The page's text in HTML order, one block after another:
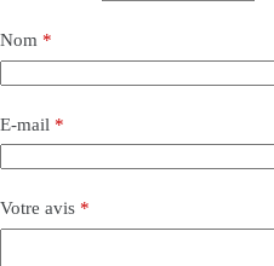
Nom *
E-mail *
Votre avis *